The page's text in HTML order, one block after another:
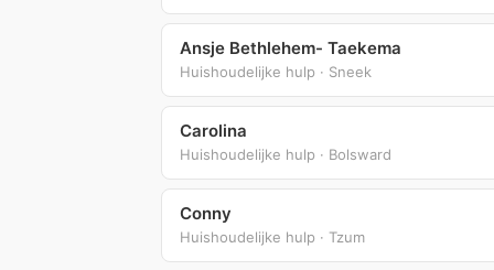
Ansje Bethlehem- Taekema
Huishoudelijke hulp · Sneek
Carolina
Huishoudelijke hulp · Bolsward
Conny
Huishoudelijke hulp · Tzum